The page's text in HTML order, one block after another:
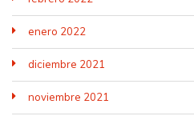
enero 2022
diciembre 2021
noviembre 2021